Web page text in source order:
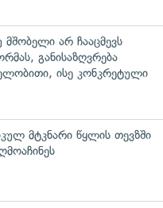
მშობელი არ ჩააცმევს
განისაზღვრება
ისე კონკრეტული
მტკნარი წყლის თევზში